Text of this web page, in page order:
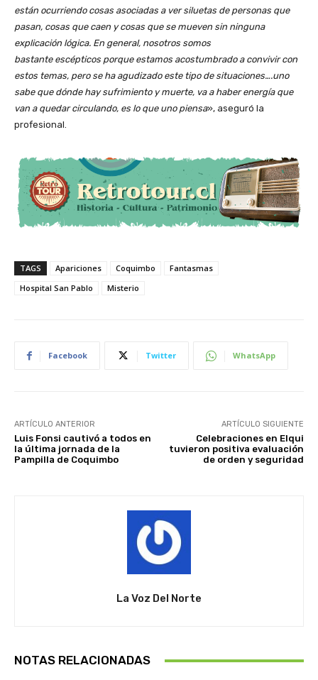
están ocurriendo cosas asociadas a ver siluetas de personas que
pasan, cosas que caen y cosas que se mueven sin ninguna
explicación lógica. En general, nosotros somos
bastante escépticos porque estamos acostumbrado a convivir con
estos temas, pero se ha agudizado este tipo de situaciones….uno
sabe que dónde hay sufrimiento y muerte, va a haber energía que
van a quedar circulando, es lo que uno piensa», aseguró la
profesional.
TAGS Apariciones Coquimbo
Fantasmas
Hospital San Pablo
Misterio
Facebook Twitter WhatsApp
ARTÍCULO ANTERIOR
Luis Fonsi cautivó a todos en
la última jornada de la
Pampilla de Coquimbo
ARTÍCULO SIGUIENTE
Celebraciones en Elqui
tuvieron positiva evaluación
de orden y seguridad
La Voz Del Norte
NOTAS RELACIONADAS